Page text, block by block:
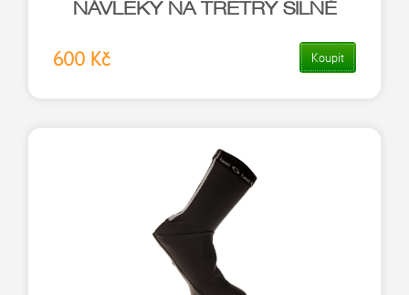
NÁVLEKY NA TRETRY SILNÉ
600 Kč Koupit